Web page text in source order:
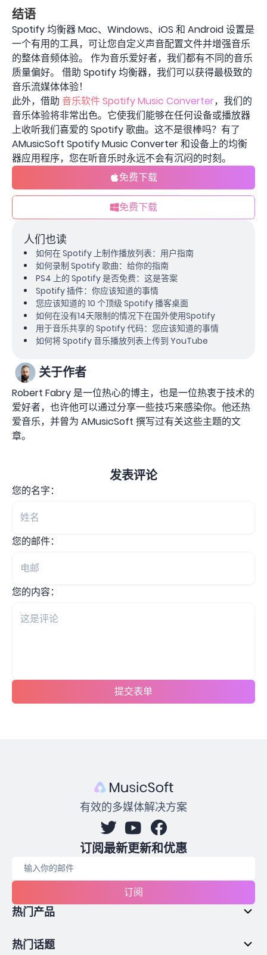
结语
Spotify 均衡器 Mac、Windows、iOS 和 Android 设置是
一个有用的工具，可让您自定义声音配置文件并增强音乐
的整体音频体验。 作为音乐爱好者，我们都有不同的音乐
质量偏好。 借助 Spotify 均衡器，我们可以获得最极致的
音乐流媒体体验！
此外，借助 音乐软件 Spotify Music Converter，我们的
音乐体验将非常出色。它使我们能够在任何设备或播放器
上收听我们喜爱的 Spotify 歌曲。这不是很棒吗？有了
AMusicSoft Spotify Music Converter 和设备上的均衡
器应用程序，您在听音乐时永远不会有沉闷的时刻。
免费下载
免费下载
人们也读
如何在 Spotify 上制作播放列表：用户指南
如何录制 Spotify 歌曲：给你的指南
PS4 上的 Spotify 是否免费：这是答案
Spotify 插件：你应该知道的事情
您应该知道的 10 个顶级 Spotify 播客桌面
如何在没有14天限制的情况下在国外使用Spotify
用于音乐共享的 Spotify 代码：您应该知道的事情
如何将 Spotify 音乐播放列表上传到 YouTube
关于作者
Robert Fabry 是一位热心的博主，也是一位热衷于技术的
爱好者，也许他可以通过分享一些技巧来感染你。他还热
爱音乐，并曾为 AMusicSoft 撰写过有关这些主题的文
章。
发表评论
您的名字：
您的邮件：
您的内容：
提交表单
有效的多媒体解决方案
订阅最新更新和优惠
订阅
热门产品
热门话题